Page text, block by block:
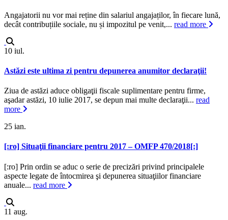
Angajatorii nu vor mai reține din salariul angajaților, în fiecare lună,
decât contribuțiile sociale, nu și impozitul pe venit,... read more
10 iul.
Astăzi este ultima zi pentru depunerea anumitor declaraţii!
Ziua de astăzi aduce obligaţii fiscale suplimentare pentru firme,
aşadar astăzi, 10 iulie 2017, se depun mai multe declaraţii... read
more
25 ian.
[:ro] Situaţii financiare pentru 2017 – OMFP 470/2018[:]
[:ro] Prin ordin se aduc o serie de precizări privind principalele
aspecte legate de întocmirea şi depunerea situaţiilor financiare
anuale... read more
11 aug.